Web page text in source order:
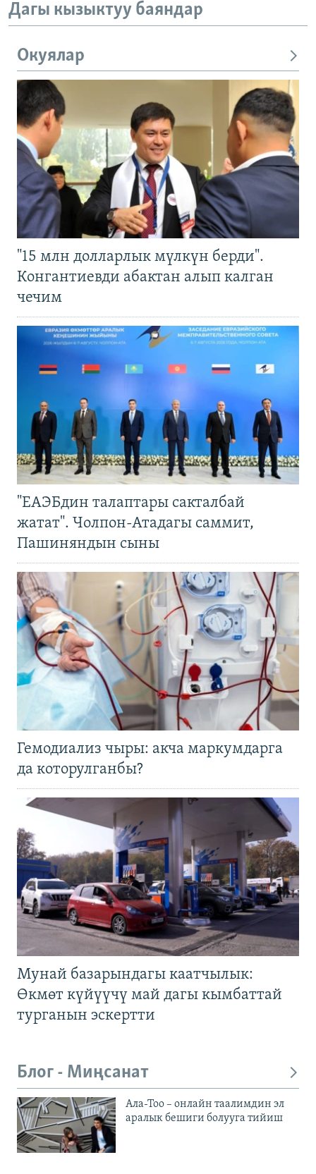
Дагы кызыктуу баяндар
Окуялар
"15 млн долларлык мүлкүн берди".
Конгантиевди абактан алып калган
чечим
"ЕАЭБдин талаптары сакталбай
жатат". Чолпон-Атадагы саммит,
Пашиняндын сыны
Гемодиализ чыры: акча маркумдарга
да которулганбы?
Мунай базарындагы каатчылык:
Өкмөт күйүүчү май дагы кымбаттай
турганын эскертти
Блог - Миңсанат
Ала-Тоо – онлайн таалимдин эл
аралык бешиги болууга тийиш